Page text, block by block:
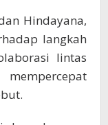
Hindayana,
langkah
lintas